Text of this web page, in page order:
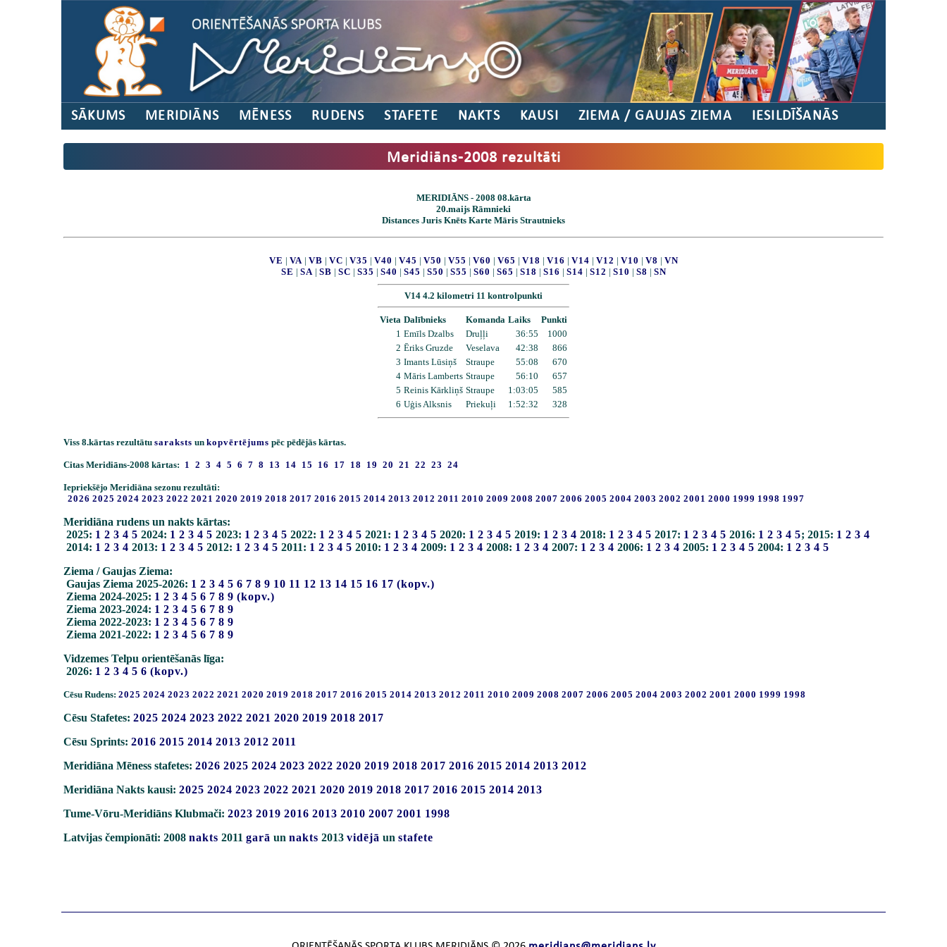
SĀKUMS MERIDIĀNS MĒNESS RUDENS STAFETE NAKTS KAUSI ZIEMA / GAUJAS ZIEMA IESILDĪŠANĀS
Meridiāns-2008 rezultāti
MERIDIĀNS - 2008 08.kārta
20.maijs Rāmnieki
Distances Juris Knēts Karte Māris Strautnieks
VE | VA | VB | VC | V35 | V40 | V45 | V50 | V55 | V60 | V65 | V18 | V16 | V14 | V12 | V10 | V8 | VN
SE | SA | SB | SC | S35 | S40 | S45 | S50 | S55 | S60 | S65 | S18 | S16 | S14 | S12 | S10 | S8 | SN
V14 4.2 kilometri 11 kontrolpunkti
Vieta Dalībnieks Komanda Laiks
Punkti
1 Emīls Dzalbs Druļļi 36:55
1000
2 Ēriks Gruzde Veselava 42:38
866
3 Imants Lūsiņš Straupe 55:08
670
4 Māris Lamberts Straupe 56:10
657
5 Reinis Kārkliņš Straupe 1:03:05
585
6 Uģis Alksnis Priekuļi 1:52:32 328
Viss 8.kārtas rezultātu saraksts un kopvērtējums pēc pēdējās kārtas.
Citas Meridiāns-2008 kārtas: 1 2 3 4 5 6 7 8 13 14 15 16 17 18 19 20 21 22 23 24
Iepriekšējo Meridiāna sezonu rezultāti:
2026 2025 2024 2023 2022 2021 2020 2019 2018 2017 2016 2015 2014 2013 2012 2011 2010 2009 2008 2007 2006 2005 2004 2003 2002 2001 2000 1999 1998 1997
Meridiāna rudens un nakts kārtas:
2025: 1 2 3 4 5 2024: 1 2 3 4 5 2023: 1 2 3 4 5 2022: 1 2 3 4 5 2021: 1 2 3 4 5 2020: 1 2 3 4 5 2019: 1 2 3 4 2018: 1 2 3 4 5 2017: 1 2 3 4 5 2016: 1 2 3 4 5; 2015: 1 2 3 4
2014: 1 2 3 4 2013: 1 2 3 4 5 2012: 1 2 3 4 5 2011: 1 2 3 4 5 2010: 1 2 3 4 2009: 1 2 3 4 2008: 1 2 3 4 2007: 1 2 3 4 2006: 1 2 3 4 2005: 1 2 3 4 5 2004: 1 2 3 4 5
Ziema / Gaujas Ziema:
Gaujas Ziema 2025-2026: 1 2 3 4 5 6 7 8 9 10 11 12 13 14 15 16 17 (kopv.)
Ziema 2024-2025: 1 2 3 4 5 6 7 8 9 (kopv.)
Ziema 2023-2024: 1 2 3 4 5 6 7 8 9
Ziema 2022-2023: 1 2 3 4 5 6 7 8 9
Ziema 2021-2022: 1 2 3 4 5 6 7 8 9
Vidzemes Telpu orientēšanās līga:
2026: 1 2 3 4 5 6 (kopv.)
Cēsu Rudens: 2025 2024 2023 2022 2021 2020 2019 2018 2017 2016 2015 2014 2013 2012 2011 2010 2009 2008 2007 2006 2005 2004 2003 2002 2001 2000 1999 1998
Cēsu Stafetes: 2025 2024 2023 2022 2021 2020 2019 2018 2017
Cēsu Sprints: 2016 2015 2014 2013 2012 2011
Meridiāna Mēness stafetes: 2026 2025 2024 2023 2022 2020 2019 2018 2017 2016 2015 2014 2013 2012
Meridiāna Nakts kausi: 2025 2024 2023 2022 2021 2020 2019 2018 2017 2016 2015 2014 2013
Tume-Vōru-Meridiāns Klubmači: 2023 2019 2016 2013 2010 2007 2001 1998
Latvijas čempionāti: 2008 nakts 2011 garā un nakts 2013 vidējā un stafete